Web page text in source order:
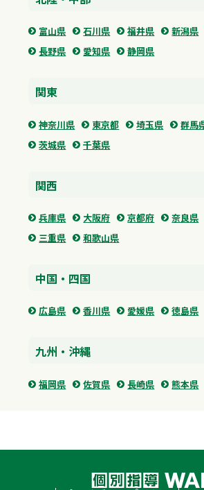
富山県 石川県 福井県 新潟県
長野県
愛知県 静岡県
関東
神奈川県 東京都 埼玉県 群馬
茨城県
千葉県
関西
兵庫県 大阪府 京都府 奈良県
三重県
和歌山県
中国・四国
広島県 香川県 愛媛県 徳島県
九州・沖縄
福岡県 佐賀県 長崎県 熊本県